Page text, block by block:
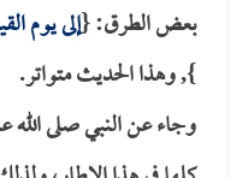
بعض الطرق: {إلى يوم
}, وهذا الحديث متواتر.
وجاء عن النبي صلى